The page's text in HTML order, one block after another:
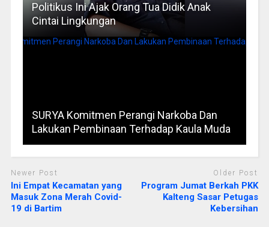
Politikus Ini Ajak Orang Tua Didik Anak
Cintai Lingkungan
SURYA Komitmen Perangi Narkoba Dan
Lakukan Pembinaan Terhadap Kaula Muda
Newer Post
Ini Empat Kecamatan yang
Masuk Zona Merah Covid-
19 di Bartim
Older Post
Program Jumat Berkah PKK
Kalteng Sasar Petugas
Kebersihan